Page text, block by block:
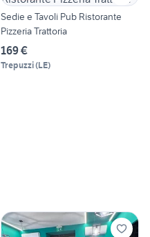
Sedie e Tavoli Pub Ristorante
Pizzeria Trattoria
169 €
Trepuzzi(LE)